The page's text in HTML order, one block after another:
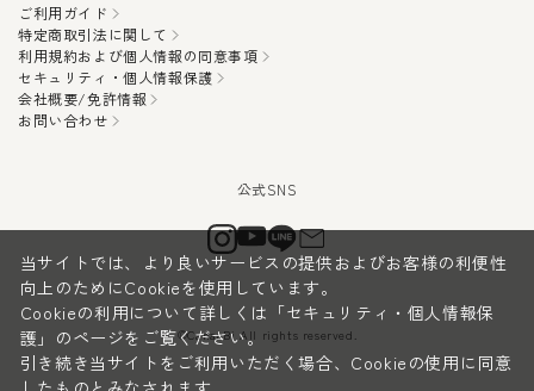
ご利用ガイド
特定商取引法に関して
利用規約および個人情報の同意事項
セキュリティ・個人情報保護
会社概要/免許情報
お問い合わせ
©CanauBi All rights reserved.
当サイトでは、より良いサービスの提供およびお客様の利便性
向上のためにCookieを使用しています。
Cookieの利用について詳しくは 「セキュリティ・個人情報保
護」 のページをご覧ください。
引き続き当サイトをご利用いただく場合、Cookieの使用に同意